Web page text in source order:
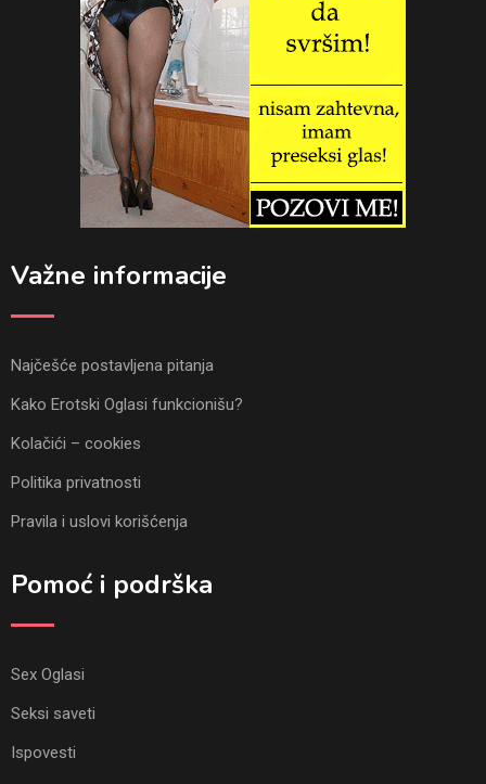
Važne informacije
Najčešće postavljena pitanja
Kako Erotski Oglasi funkcionišu?
Kolačići – cookies
Politika privatnosti
Pravila i uslovi korišćenja
Pomoć i podrška
Sex Oglasi
Seksi saveti
Ispovesti